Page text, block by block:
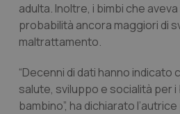
adulta. Inoltre, i bimbi che
probabilità ancora maggiori di
maltrattamento.
“Decenni di dati hanno
salute, sviluppo e socialità per
bambino”, ha dichiarato